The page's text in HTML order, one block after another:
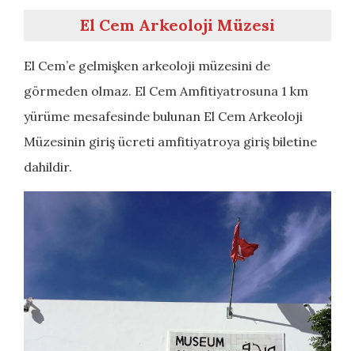
El Cem Arkeoloji Müzesi
El Cem’e gelmişken arkeoloji müzesini de
görmeden olmaz. El Cem Amfitiyatrosuna 1 km
yürüme mesafesinde bulunan El Cem Arkeoloji
Müzesinin giriş ücreti amfitiyatroya giriş biletine
dahildir.